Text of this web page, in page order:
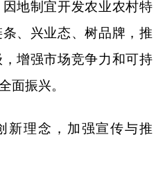
地制宜开发农业农村特
、兴业态、树品牌，推
增强市场竞争力和可持
面振兴。
新理念，加强宣传与推